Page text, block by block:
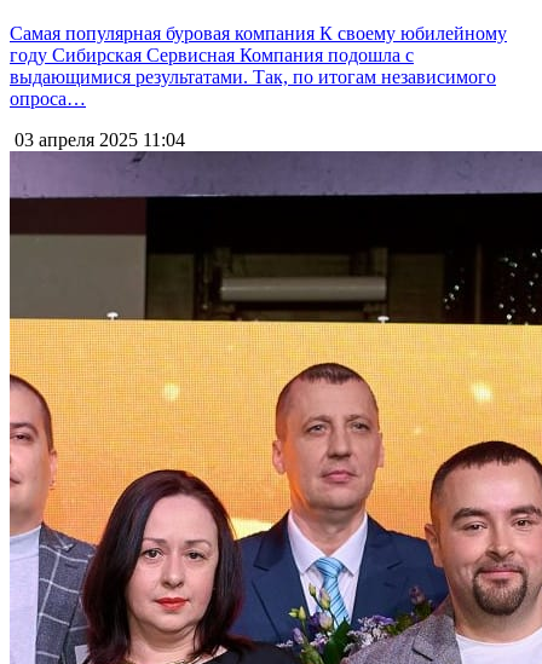
Самая популярная буровая компания К своему юбилейному
году Сибирская Сервисная Компания подошла с
выдающимися результатами. Так, по итогам независимого
опроса…
03 апреля 2025 11:04